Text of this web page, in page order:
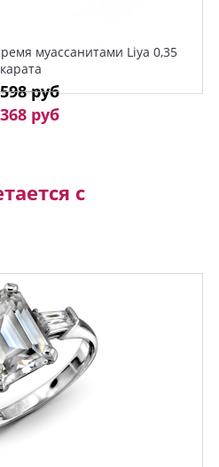
муассанитами Liya 0,35
карата
руб
руб
с